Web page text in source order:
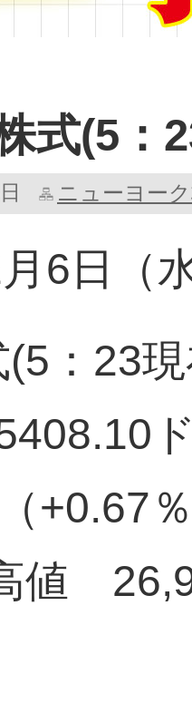
式(5：
ニューヨー
6日（
(5：23
+0.67
値